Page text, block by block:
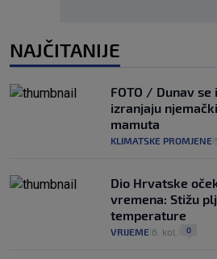
NAJČITANIJE
FOTO / Dunav
izranjaju
mamuta
KLIMATSKE PROMJENE
Dio Hrvatske
vremena: Stižu
temperature
VRIJEME 6. kol. 0